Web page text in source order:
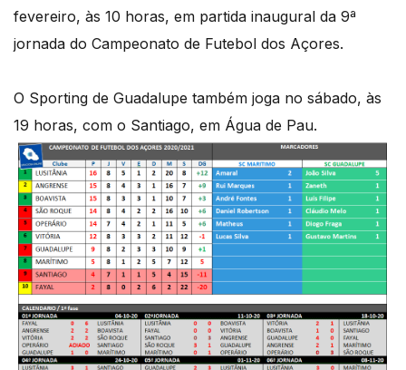
fevereiro, às 10 horas, em partida inaugural da 9ª
jornada do Campeonato de Futebol dos Açores.
O Sporting de Guadalupe também joga no sábado, às
19 horas, com o Santiago, em Água de Pau.